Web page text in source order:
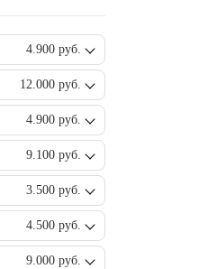
4.900 руб.
12.000 руб.
4.900 руб.
9.100 руб.
3.500 руб.
4.500 руб.
9.000 руб.